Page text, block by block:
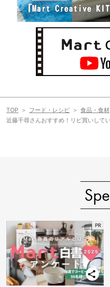
TOP フード・レシピ
食品・食材
近藤千尋さんおすすめ！リピ買いして